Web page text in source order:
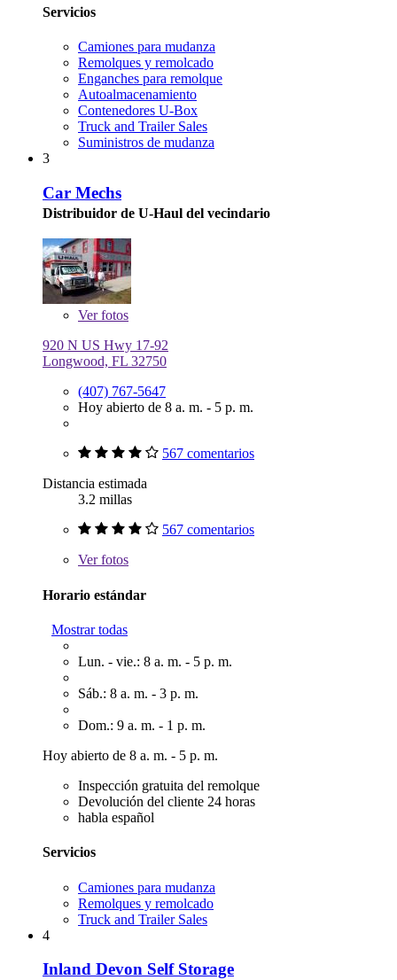
Servicios
Camiones para mudanza
Remolques y remolcado
Enganches para remolque
Autoalmacenamiento
Contenedores U-Box
Truck and Trailer Sales
Suministros de mudanza
3
Car Mechs
Distribuidor de U-Haul del vecindario
Verfotos
920 N US Hwy 17-92
Longwood, FL 32750
(407) 767-5647
Hoy abierto de 8 a. m. - 5 p. m.
567 comentarios
Distancia estimada
3.2 millas
567 comentarios
Verfotos
Horario estándar
Mostrar todas
Lun. - vie.: 8 a. m. - 5 p. m.
Sáb.: 8 a. m. - 3 p. m.
Dom.: 9 a. m. - 1 p. m.
Hoy abierto de 8 a. m. - 5 p. m.
Inspección gratuita del remolque
Devolución del cliente 24 horas
habla español
Servicios
Camiones para mudanza
Remolques y remolcado
Truck and Trailer Sales
4
Inland Devon Self Storage